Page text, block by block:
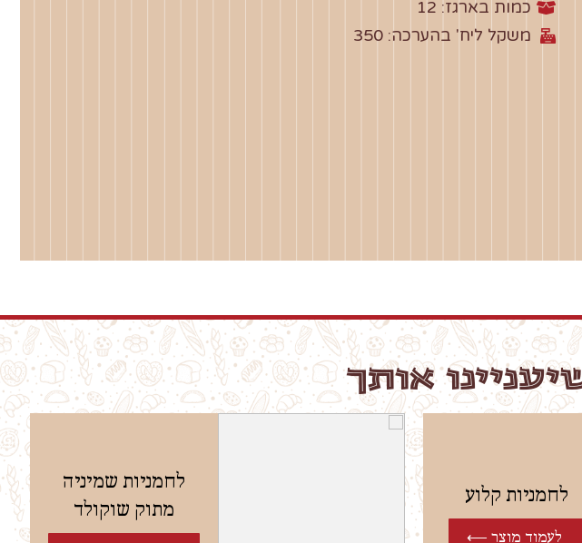
כמות בארגז: 12
משקל ליח' בהערכה: 350
אותך
לחמניות קלוע
לעמוד מוצר ⟵
לחמניות שמיניה
מתוק שוקולד